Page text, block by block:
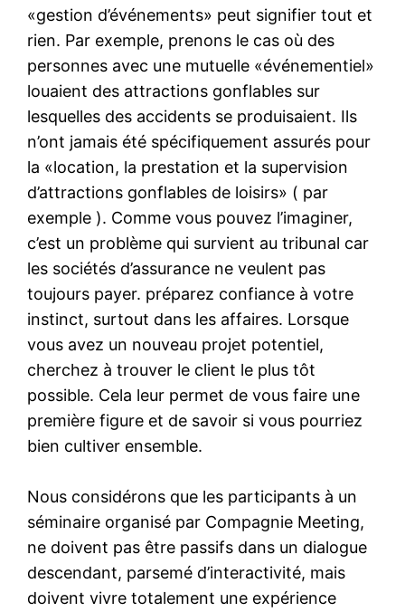
«gestion d’événements» peut signifier tout et
rien. Par exemple, prenons le cas où des
personnes avec une mutuelle «événementiel»
louaient des attractions gonflables sur
lesquelles des accidents se produisaient. Ils
n’ont jamais été spécifiquement assurés pour
la «location, la prestation et la supervision
d’attractions gonflables de loisirs» ( par
exemple ). Comme vous pouvez l’imaginer,
c’est un problème qui survient au tribunal car
les sociétés d’assurance ne veulent pas
toujours payer. préparez confiance à votre
instinct, surtout dans les affaires. Lorsque
vous avez un nouveau projet potentiel,
cherchez à trouver le client le plus tôt
possible. Cela leur permet de vous faire une
première figure et de savoir si vous pourriez
bien cultiver ensemble.
Nous considérons que les participants à un
séminaire organisé par Compagnie Meeting,
ne doivent pas être passifs dans un dialogue
descendant, parsemé d’interactivité, mais
doivent vivre totalement une expérience